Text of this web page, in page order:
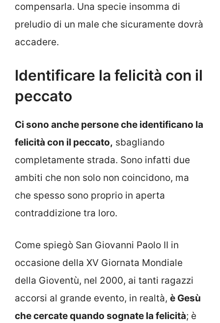
compensarla. Una specie insomma di
preludio di un male che sicuramente dovrà
accadere.
Identificare la felicità con il
peccato
Ci sono anche persone che identificano la
felicità con il peccato, sbagliando
completamente strada. Sono infatti due
ambiti che non solo non coincidono, ma
che spesso sono proprio in aperta
contraddizione tra loro.
Come spiegò San Giovanni Paolo II in
occasione della XV Giornata Mondiale
della Gioventù, nel 2000, ai tanti ragazzi
accorsi al grande evento, in realtà, è Gesù
che cercate quando sognate la felicità; è